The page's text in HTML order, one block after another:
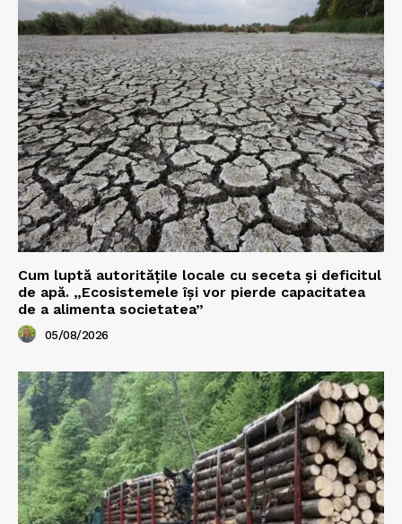
Cum luptă autoritățile locale cu seceta și deficitul
de apă. „Ecosistemele își vor pierde capacitatea
de a alimenta societatea”
05/08/2026